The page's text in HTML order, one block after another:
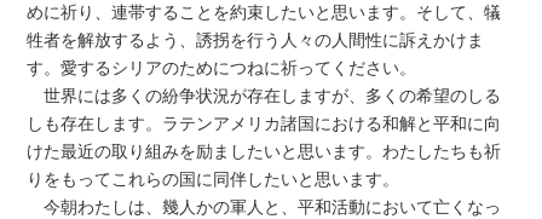
めに祈り、連帯することを約束したいと思います。そして、犠
牲者を解放するよう、誘拐を行う人々の人間性に訴えかけま
す。愛するシリアのためにつねに祈ってください。
世界には多くの紛争状況が存在しますが、多くの希望のしる
しも存在します。ラテンアメリカ諸国における和解と平和に向
けた最近の取り組みを励ましたいと思います。わたしたちも祈
りをもってこれらの国に同伴したいと思います。
今朝わたしは、幾人かの軍人と、平和活動において亡くなっ